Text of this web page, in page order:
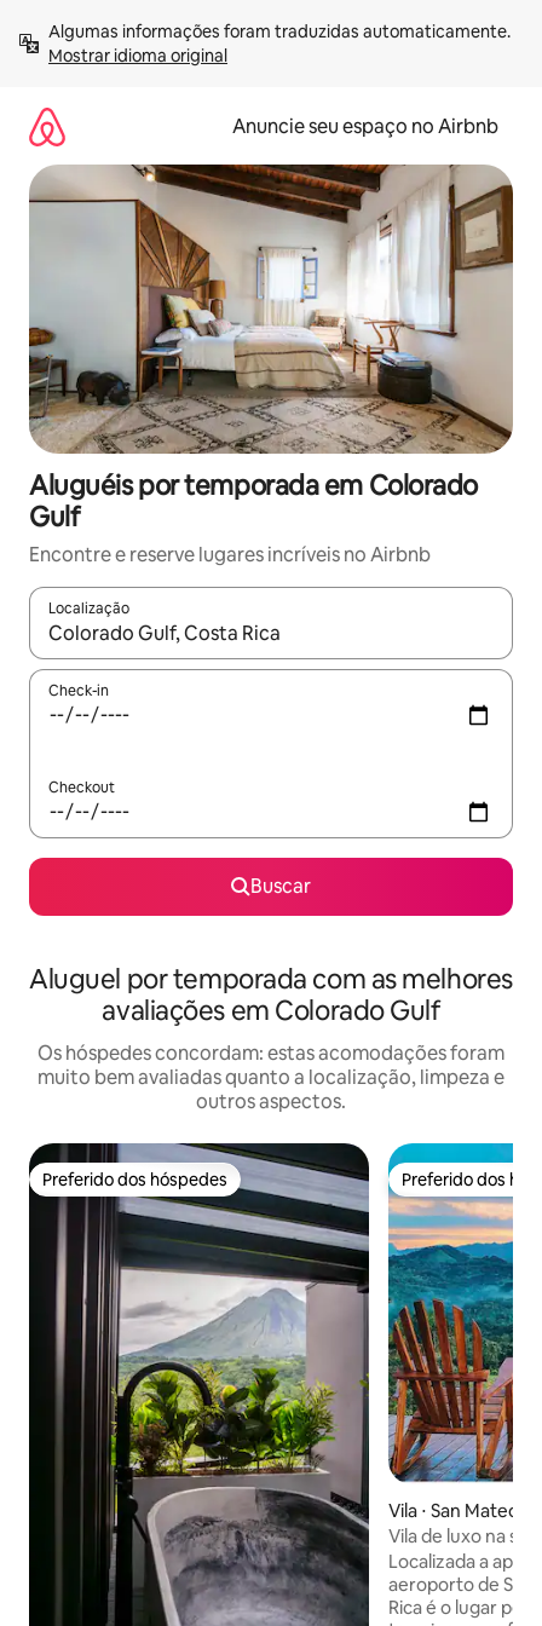
para
Mostrar idioma original
Anuncie seu espaço no Airbnb
Aluguéis por temporada em Colorado
Gulf
Encontre e reserve lugares incríveis no Airbnb
Localização
Quando os resultados estiverem disponíveis, explore-os
Check-in
Checkout
Buscar
Aluguel por temporada com as melhores
avaliações em Colorado Gulf
Os hóspedes concordam: estas acomodações foram
muito bem avaliadas quanto a localização, limpeza e
outros aspectos.
Preferido dos hóspedes
Preferido dos hóspedes Preferido dos
Preferido dos
Vila ⋅ San Mateo
Vila de luxo na
privativa, serena
Localizada a
aeroporto de San
Rica é o lugar